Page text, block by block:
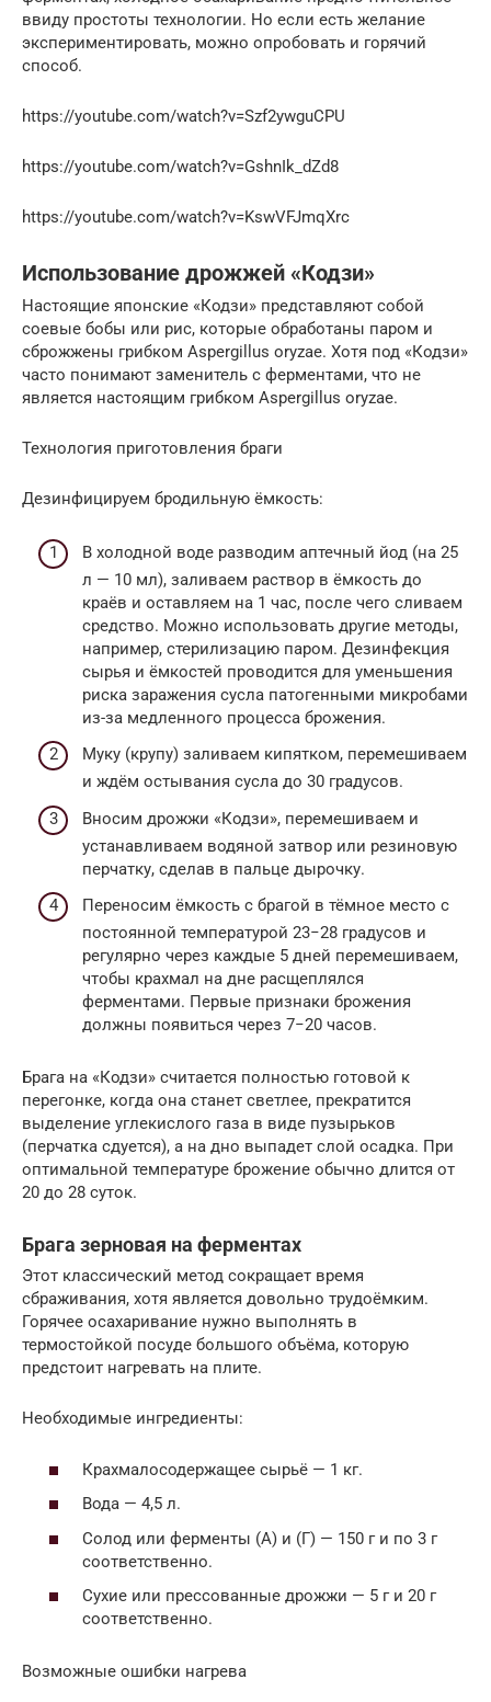
ввиду простоты технологии. Но если есть желание
экспериментировать, можно опробовать и горячий
способ.
https://youtube.com/watch?v=Szf2ywguCPU
https://youtube.com/watch?v=GshnIk_dZd8
https://youtube.com/watch?v=KswVFJmqXrc
Использование дрожжей «Кодзи»
Настоящие японские «Кодзи» представляют собой
соевые бобы или рис, которые обработаны паром и
сброжжены грибком Aspergillus oryzae. Хотя под «Кодзи»
часто понимают заменитель с ферментами, что не
является настоящим грибком Aspergillus oryzae.
Технология приготовления браги
Дезинфицируем бродильную ёмкость:
В холодной воде разводим аптечный йод (на 25
л — 10 мл), заливаем раствор в ёмкость до
краёв и оставляем на 1 час, после чего сливаем
средство. Можно использовать другие методы,
например, стерилизацию паром. Дезинфекция
сырья и ёмкостей проводится для уменьшения
риска заражения сусла патогенными микробами
из-за медленного процесса брожения.
Муку (крупу) заливаем кипятком, перемешиваем
и ждём остывания сусла до 30 градусов.
Вносим дрожжи «Кодзи», перемешиваем и
устанавливаем водяной затвор или резиновую
перчатку, сделав в пальце дырочку.
Переносим ёмкость с брагой в тёмное место с
постоянной температурой 23−28 градусов и
регулярно через каждые 5 дней перемешиваем,
чтобы крахмал на дне расщеплялся
ферментами. Первые признаки брожения
должны появиться через 7−20 часов.
Брага на «Кодзи» считается полностью готовой к
перегонке, когда она станет светлее, прекратится
выделение углекислого газа в виде пузырьков
(перчатка сдуется), а на дно выпадет слой осадка. При
оптимальной температуре брожение обычно длится от
20 до 28 суток.
Брага зерновая на ферментах
Этот классический метод сокращает время
сбраживания, хотя является довольно трудоёмким.
Горячее осахаривание нужно выполнять в
термостойкой посуде большого объёма, которую
предстоит нагревать на плите.
Необходимые ингредиенты:
Крахмалосодержащее сырьё — 1 кг.
Вода — 4,5 л.
Солод или ферменты (А) и (Г) — 150 г и по 3 г
соответственно.
Сухие или прессованные дрожжи — 5 г и 20 г
соответственно.
Возможные ошибки нагрева